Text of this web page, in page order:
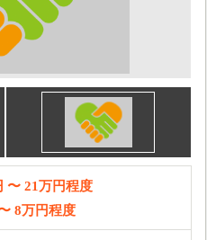
〜 21万円程度
8万円程度